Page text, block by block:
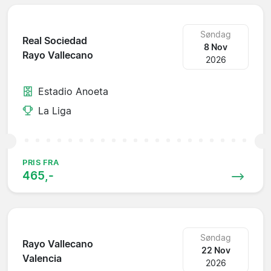
Real Sociedad
Rayo Vallecano
Søndag
8 Nov
2026
Estadio Anoeta
La Liga
PRIS FRA
465,-
Rayo Vallecano
Valencia
Søndag
22 Nov
2026